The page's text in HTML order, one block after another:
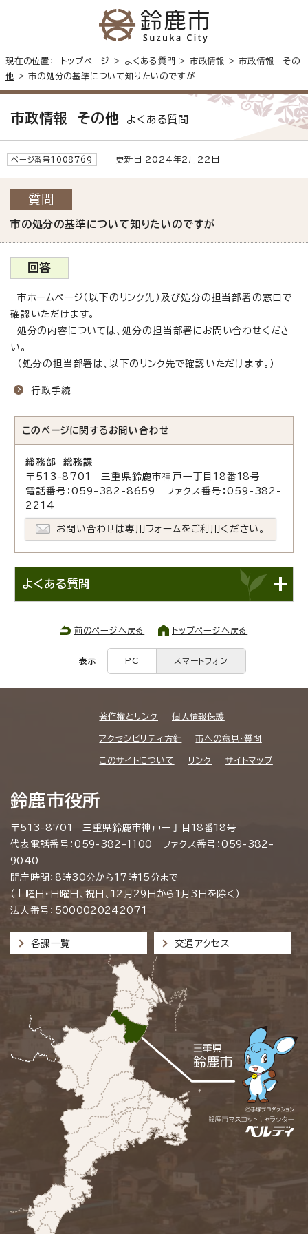
現在の位置： トップページ > よくある質問 > 市政情報 >市政情報 その
他
> 市の処分の基準について知りたいのですが
市政情報 その他 よくある質問
ページ番号1008769 更新日 2024年2月22日
質問
市の処分の基準について知りたいのですが
回答
市ホームページ（以下のリンク先）及び処分の担当部署の窓口で
確認いただけます。
処分の内容については、処分の担当部署にお問い合わせくださ
い。
（処分の担当部署は、以下のリンク先で確認いただけます。）
行政手続
このページに関する お問い合わせ
総務部 総務課
〒513-8701 三重県鈴鹿市神戸一丁目18番18号
電話番号：059-382-8659 ファクス番号：059-382-
2214
お問い合わせは専用フォームをご利用ください。
よくある質問
前のページへ戻る トップページへ戻る
表示 PC スマートフォン
著作権とリンク 個人情報保護
アクセシビリティ方針 市への意見・質問
このサイトについて リンク サイトマップ
鈴鹿市役所
〒513-8701 三重県鈴鹿市神戸一丁目18番18号
代表電話番号：059-382-1100 ファクス番号：059-382-
9040
開庁時間：8時30分から17時15分まで
（土曜日・日曜日、祝日、12月29日から1月3日を除く）
法人番号：5000020242071
各課一覧 交通アクセス